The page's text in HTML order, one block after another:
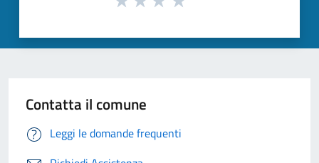
Contatta il comune
Leggi le domande frequenti